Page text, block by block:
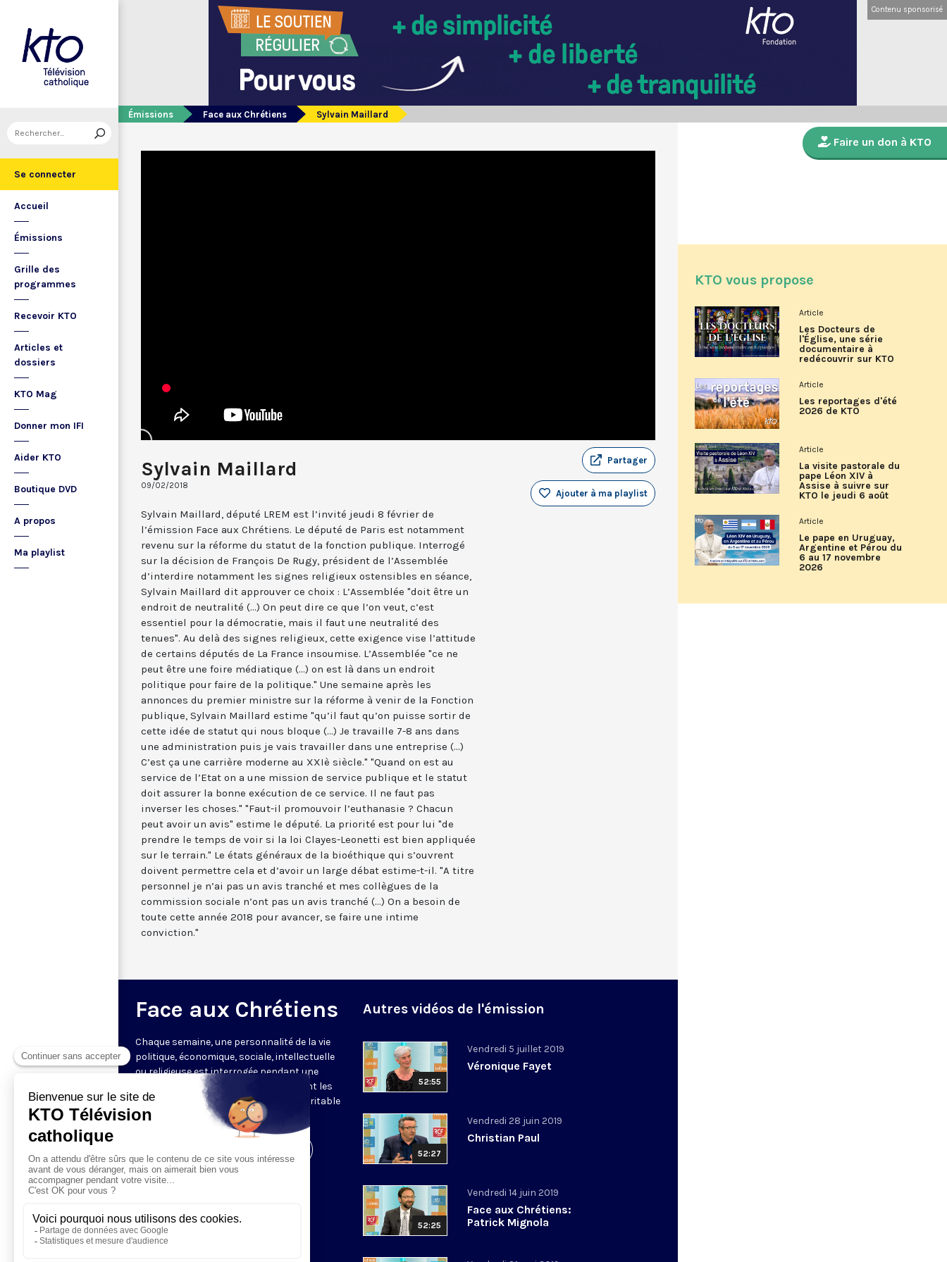
Se connecter
Accueil
Émissions
Grille des
programmes
Recevoir KTO
Articles et
dossiers
KTO Mag
Donner mon IFI
Aider KTO
Boutique DVD
A propos
Ma playlist
Contenu sponsorisé
Émissions Face aux Chrétiens Sylvain Maillard
Sylvain Maillard
09/02/2018
Partager
Ajouter à ma playlist
Sylvain Maillard, député LREM est l’invité jeudi 8 février de
l’émission Face aux Chrétiens. Le député de Paris est notamment
revenu sur la réforme du statut de la fonction publique. Interrogé
sur la décision de François De Rugy, président de l’Assemblée
d’interdire notamment les signes religieux ostensibles en séance,
Sylvain Maillard dit approuver ce choix : L’Assemblée "doit être un
endroit de neutralité (...) On peut dire ce que l’on veut, c’est
essentiel pour la démocratie, mais il faut une neutralité des
tenues". Au delà des signes religieux, cette exigence vise l’attitude
de certains députés de La France insoumise. L’Assemblée "ce ne
peut être une foire médiatique (...) on est là dans un endroit
politique pour faire de la politique." Une semaine après les
annonces du premier ministre sur la réforme à venir de la Fonction
publique, Sylvain Maillard estime "qu’il faut qu’on puisse sortir de
cette idée de statut qui nous bloque (...) Je travaille 7-8 ans dans
une administration puis je vais travailler dans une entreprise (...)
C’est ça une carrière moderne au XXIè siècle." "Quand on est au
service de l’Etat on a une mission de service publique et le statut
doit assurer la bonne exécution de ce service. Il ne faut pas
inverser les choses." "Faut-il promouvoir l’euthanasie ? Chacun
peut avoir un avis" estime le député. La priorité est pour lui "de
prendre le temps de voir si la loi Clayes-Leonetti est bien appliquée
sur le terrain." Le états généraux de la bioéthique qui s’ouvrent
doivent permettre cela et d’avoir un large débat estime-t-il. "A titre
personnel je n’ai pas un avis tranché et mes collègues de la
commission sociale n’ont pas un avis tranché (...) On a besoin de
toute cette année 2018 pour avancer, se faire une intime
conviction."
Face aux Chrétiens
Chaque semaine, une personnalité de la vie
politique, économique, sociale, intellectuelle
ou religieuse est interrogée pendant une
heure par les journalistes représentant les
rédactions partenaires, offrant une véritable
mise en perspective de l’actualité.
Autres vidéos de l'émission
52:55
Vendredi 5 juillet 2019
Véronique Fayet
52:27
Vendredi 28 juin 2019
Christian Paul
52:25
Vendredi 14 juin 2019
Face aux Chrétiens:
Patrick Mignola
Faire un don à KTO
KTO vous propose
Article
Les Docteurs de
l'Église, une série
documentaire à
redécouvrir sur KTO
Article
Les reportages d'été
2026 de KTO
Article
La visite pastorale du
pape Léon XIV à
Assise à suivre sur
KTO le jeudi 6 août
Article
Le pape en Uruguay,
Argentine et Pérou du
6 au 17 novembre
2026